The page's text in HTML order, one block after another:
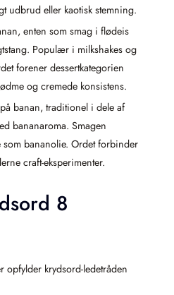
udbrud eller kaotisk stemning.
enten som smag i flødeis
Populær i milkshakes og
forener dessertkategorien
og cremede konsistens.
banan, traditionel i dele af
bananaroma. Smagen
som bananolie. Ordet forbinder
craft-eksperimenter.
8
opfylder krydsord-ledetråden